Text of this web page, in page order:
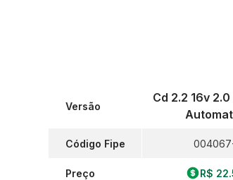
Versão
Código Fipe
Preço
Cd 2.2 16v
R$